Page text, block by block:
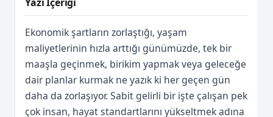
Ekonomik şartların zorlaştığı, yaşam
maliyetlerinin hızla arttığı günümüzde, tek bir
maaşla geçinmek, birikim yapmak veya geleceğe
dair planlar kurmak ne yazık ki her geçen gün
daha da zorlaşıyor. Sabit gelirli bir işte çalışan pek
çok insan, hayat standartlarını yükseltmek adına